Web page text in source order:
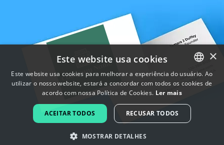
ENGLISH
FRENCH
DUTCH
×
Este website usa cookies
Este website usa cookies para melhorar a experiência do usuário. Ao
utilizar o nosso website, estará a concordar com todos os cookies de
acordo com nossa Política de Cookies. Ler mais
ACEITAR TODOS RECUSAR TODOS
MOSTRAR DETALHES